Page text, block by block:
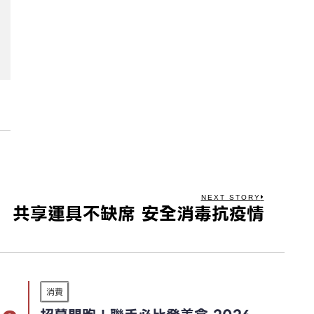
NEXT STORY
共享運具不缺席 安全消毒抗疫情
消費